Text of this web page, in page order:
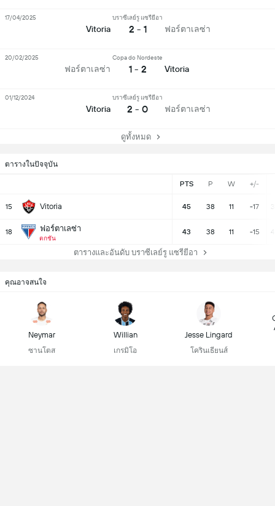
ตารางในปัจจุบัน
PTS P W +/-
15 Vitoria 45 38 11 -17
18 ฟอร์ตาเลซ่า
ตกชั้น
43 38 11 -15
ตารางและอันดับ บราซีเลย์รู แซรียีอา
Vitoria
บราซีเลย์รู แซรียีอา
2 - 1 ฟอร์ตาเลซ่า
17/04/2025
ฟอร์ตาเลซ่า
Copa do Nordeste
1 - 2 Vitoria
20/02/2025
Vitoria
บราซีเลย์รู แซรียีอา
2 - 0 ฟอร์ตาเลซ่า
01/12/2024
ดูทั้งหมด
คุณอาจสนใจ
Neymar
ซานโตส
Willian
เกรมิโอ
Jesse Lingard
โครินเธียนส์